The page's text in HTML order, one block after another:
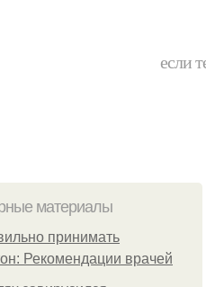
если
материалы
принимать
Рекомендации врачей